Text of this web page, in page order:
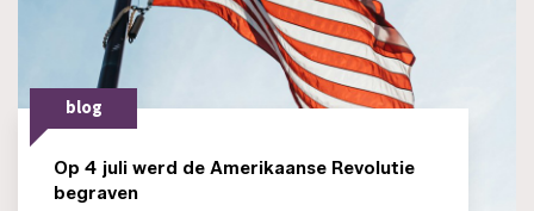
blog
Op 4 juli werd de Amerikaanse Revolutie
begraven